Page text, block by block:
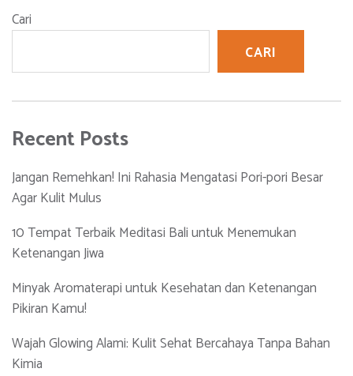
Cari
CARI
Recent Posts
Jangan Remehkan! Ini Rahasia Mengatasi Pori-pori Besar
Agar Kulit Mulus
10 Tempat Terbaik Meditasi Bali untuk Menemukan
Ketenangan Jiwa
Minyak Aromaterapi untuk Kesehatan dan Ketenangan
Pikiran Kamu!
Wajah Glowing Alami: Kulit Sehat Bercahaya Tanpa Bahan
Kimia